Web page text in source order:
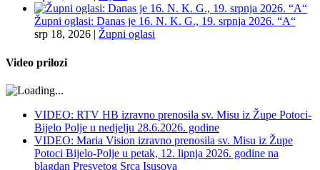
Župni oglasi: Danas je 16. N. K. G., 19. srpnja 2026. “A“
srp 18, 2026 | Župni oglasi
Video prilozi
VIDEO: RTV HB izravno prenosila sv. Misu iz Župe Potoci-
Bijelo Polje u nedjelju 28.6.2026. godine
VIDEO: Maria Vision izravno prenosila sv. Misu iz Župe
Potoci Bijelo-Polje u petak, 12. lipnja 2026. godine na
blagdan Presvetog Srca Isusova